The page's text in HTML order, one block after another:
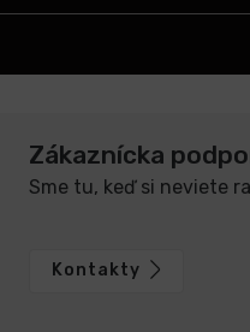
Zákaznícka
Sme tu, keď si neviete
Kontakty